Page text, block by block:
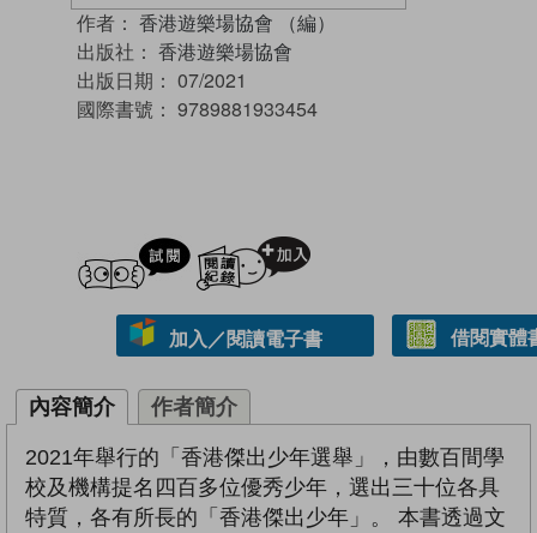
作者： 香港遊樂場協會 （編）
出版社： 香港遊樂場協會
出版日期： 07/2021
國際書號： 9789881933454
試閲
加入／閱讀電子書 借閱實體
內容簡介 作者簡介
2021年舉行的「香港傑出少年選舉」，由數百間學
校及機構提名四百多位優秀少年，選出三十位各具
特質，各有所長的「香港傑出少年」。 本書透過文